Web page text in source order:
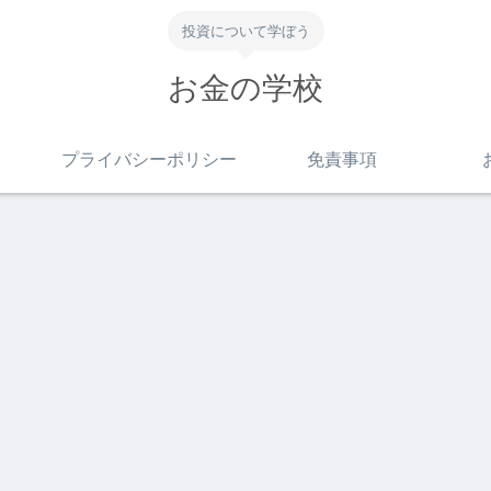
投資について学ぼう
お金の学校
プライバシーポリシー 免責事項